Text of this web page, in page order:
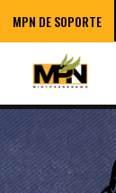
MPN DE SOPORTE